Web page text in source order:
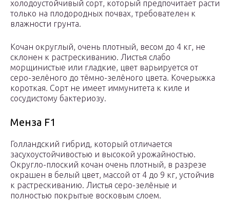
холодоустойчивый сорт, который предпочитает расти
только на плодородных почвах, требователен к
влажности грунта.
Кочан округлый, очень плотный, весом до 4 кг, не
склонен к растрескиванию. Листья слабо
морщинистые или гладкие, цвет варьируется от
серо-зелёного до тёмно-зелёного цвета. Кочерыжка
короткая. Сорт не имеет иммунитета к киле и
сосудистому бактериозу.
Менза F1
Голландский гибрид, который отличается
засухоустойчивостью и высокой урожайностью.
Округло-плоский кочан очень плотный, в разрезе
окрашен в белый цвет, массой от 4 до 9 кг, устойчив
к растрескиванию. Листья серо-зелёные и
полностью покрытые восковым слоем.